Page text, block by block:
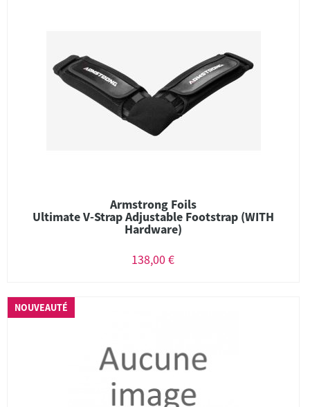
Armstrong Foils
Ultimate V-Strap Adjustable Footstrap (WITH
Hardware)
138,00 €
NOUVEAUTÉ